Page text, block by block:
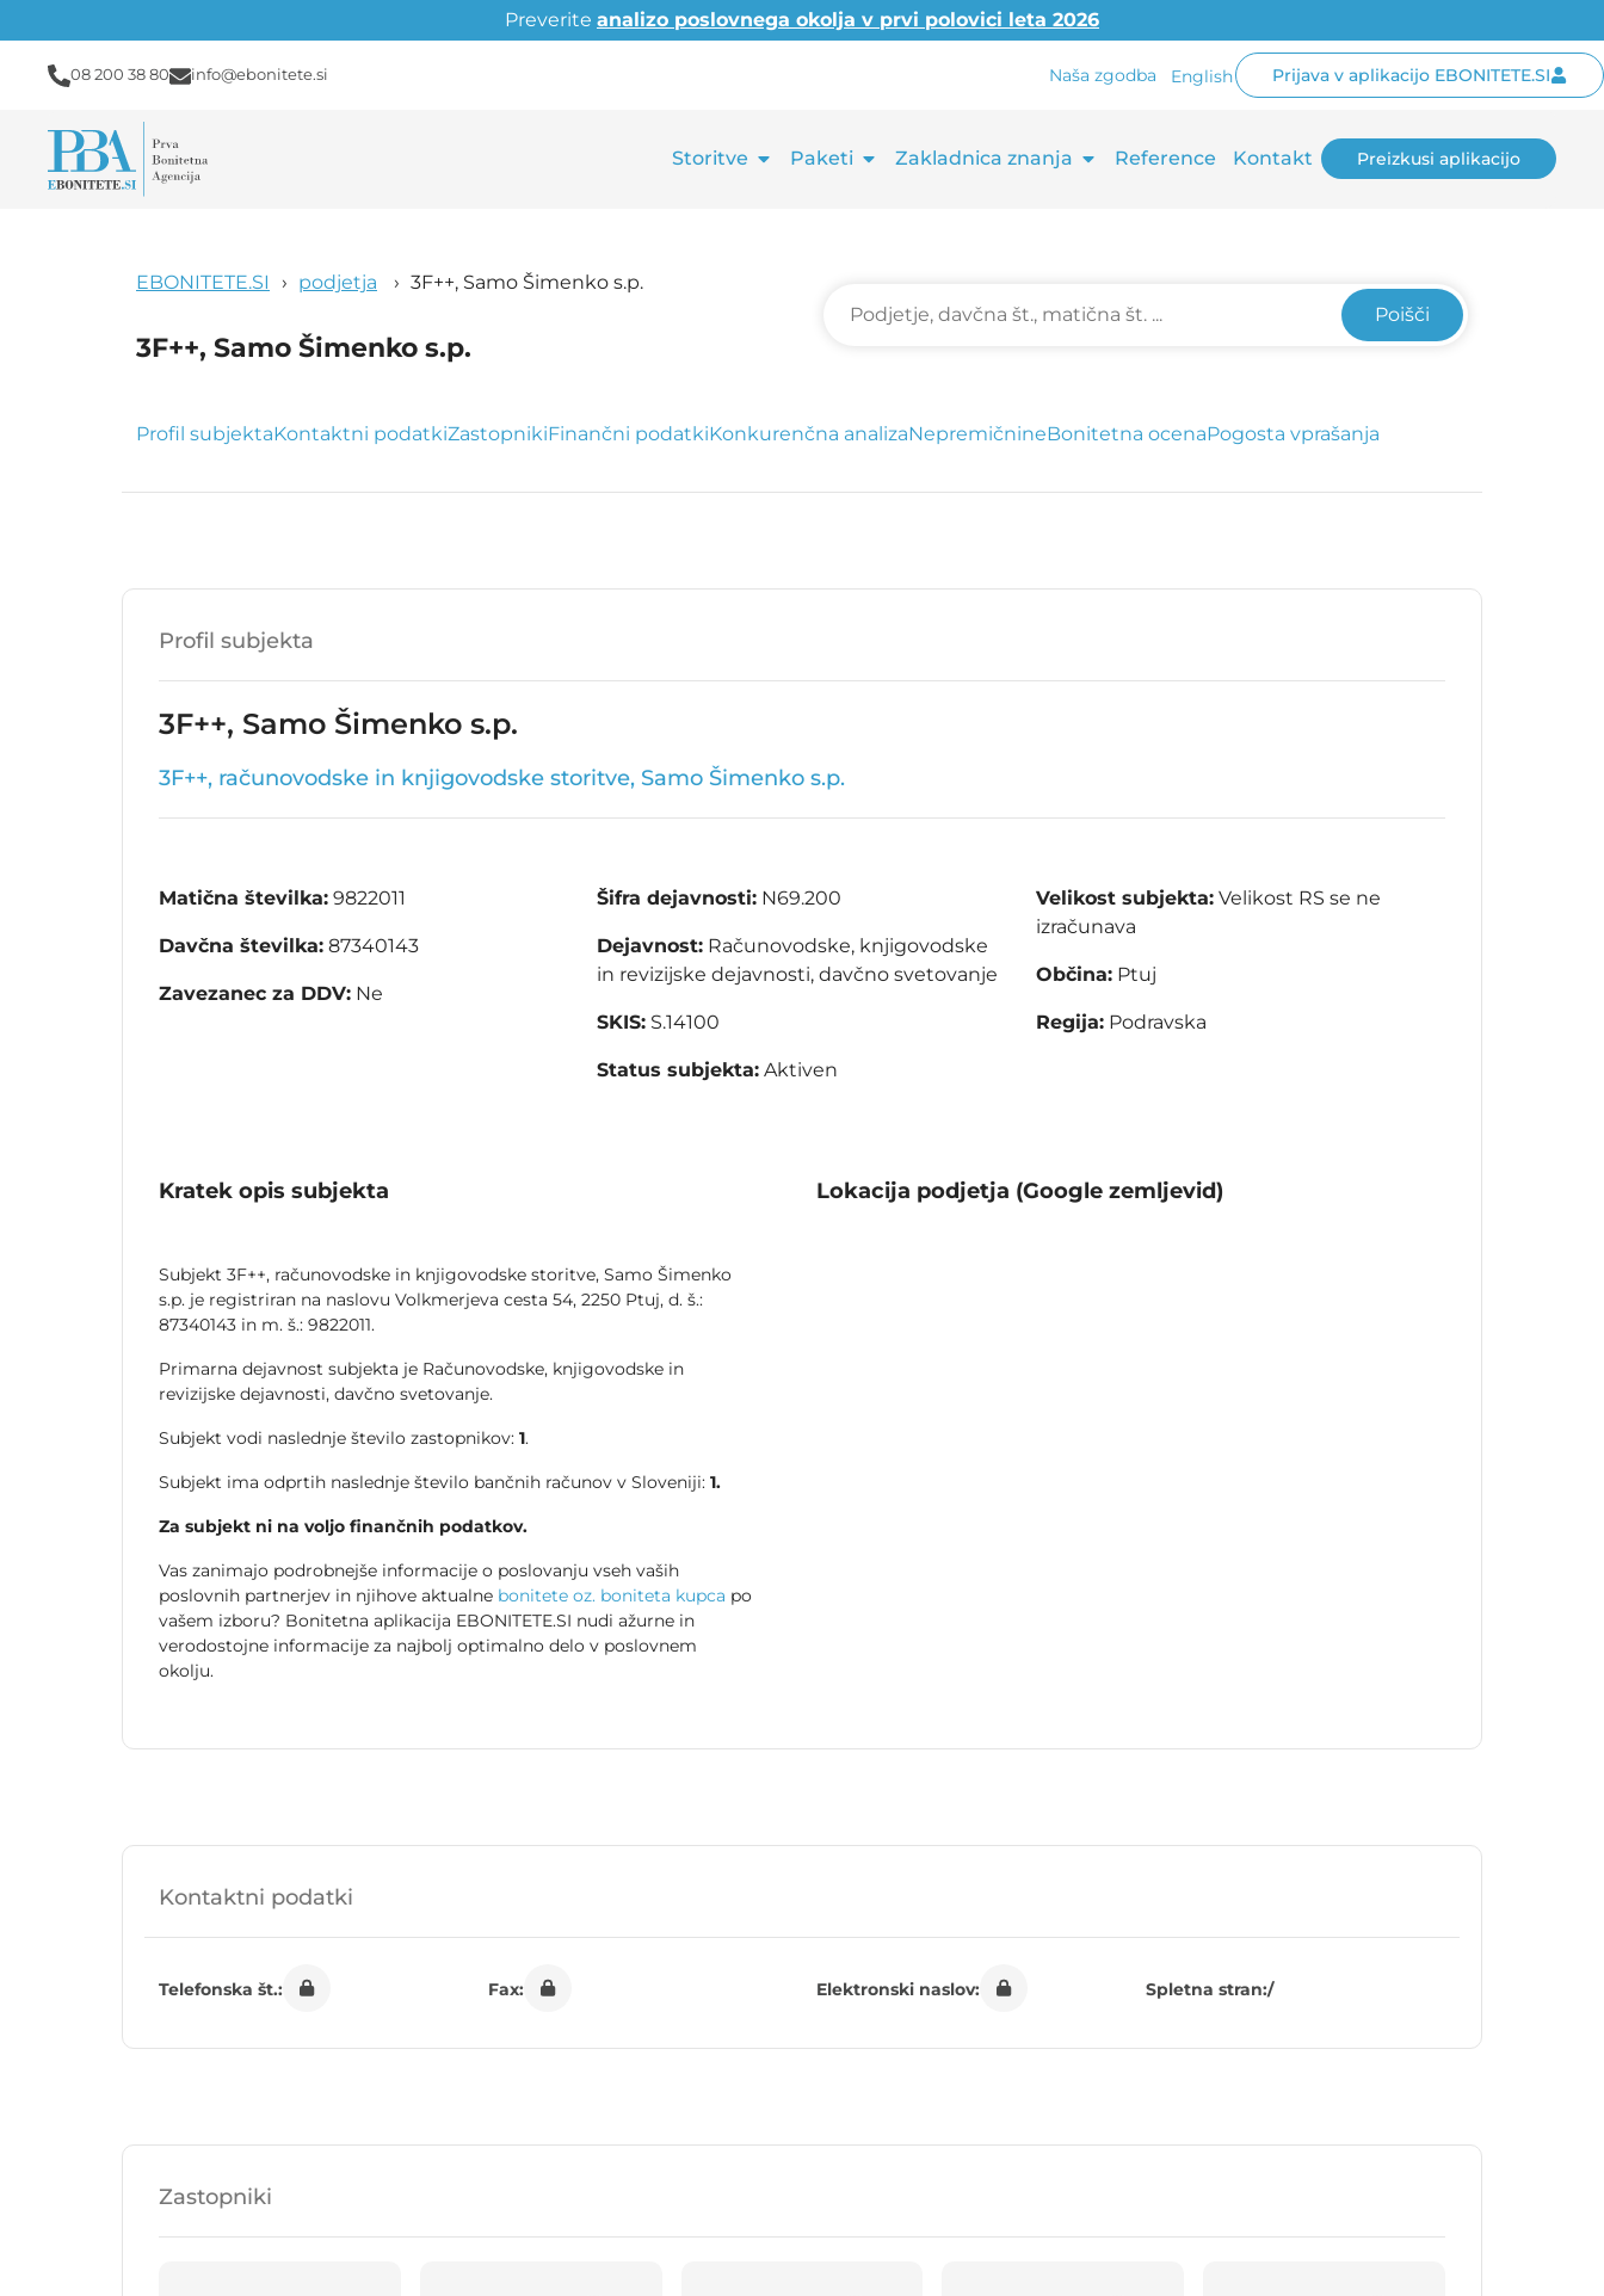
Preverite analizo poslovnega okolja v prvi polovici leta 2026
08 200 38 80 info@ebonitete.si Naša zgodba English Prijava v aplikacijo EBONITETE.SI
Storitve Paketi Zakladnica znanja Reference Kontakt Preizkusi aplikacijo
EBONITETE.SI podjetja 3F++, Samo Šimenko s.p.
3F++, Samo Šimenko s.p.
Poišči
Profil subjektaKontaktni podatkiZastopnikiFinančni podatkiKonkurenčna analizaNepremičnineBonitetna ocenaPogosta vprašanja
Profil subjekta
3F++, Samo Šimenko s.p.
3F++, računovodske in knjigovodske storitve, Samo Šimenko s.p.
Matična številka: 9822011
Davčna številka: 87340143
Zavezanec za DDV: Ne
Šifra dejavnosti: N69.200
Dejavnost: Računovodske, knjigovodske
in revizijske dejavnosti, davčno svetovanje
SKIS: S.14100
Status subjekta: Aktiven
Velikost subjekta:Velikost RS se ne
izračunava
Občina:Ptuj
Regija:Podravska
Kratek opis subjekta
Subjekt 3F++, računovodske in knjigovodske storitve, Samo Šimenko
s.p. je registriran na naslovu Volkmerjeva cesta 54, 2250 Ptuj, d. š.:
87340143 in m. š.: 9822011.
Primarna dejavnost subjekta je Računovodske, knjigovodske in
revizijske dejavnosti, davčno svetovanje.
Subjekt vodi naslednje število zastopnikov: 1.
Subjekt ima odprtih naslednje število bančnih računov v Sloveniji: 1.
Za subjekt ni na voljo finančnih podatkov.
Vas zanimajo podrobnejše informacije o poslovanju vseh vaših
poslovnih partnerjev in njihove aktualne bonitete oz. boniteta kupca po
vašem izboru? Bonitetna aplikacija EBONITETE.SI nudi ažurne in
verodostojne informacije za najbolj optimalno delo v poslovnem
okolju.
Lokacija podjetja (Google zemljevid)
Kontaktni podatki
Telefonska št.: Fax: Elektronski naslov: Spletna stran:/
Zastopniki